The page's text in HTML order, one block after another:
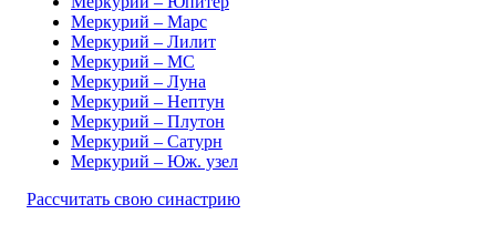
Меркурий – Марс
Меркурий – Лилит
Меркурий – MC
Меркурий – Луна
Меркурий – Нептун
Меркурий – Плутон
Меркурий – Сатурн
Меркурий – Юж. узел
Рассчитать свою синастрию